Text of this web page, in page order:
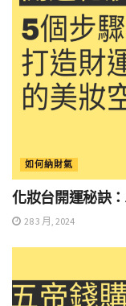
如何納財氣
化妝台開運秘訣
28 3 月, 2024